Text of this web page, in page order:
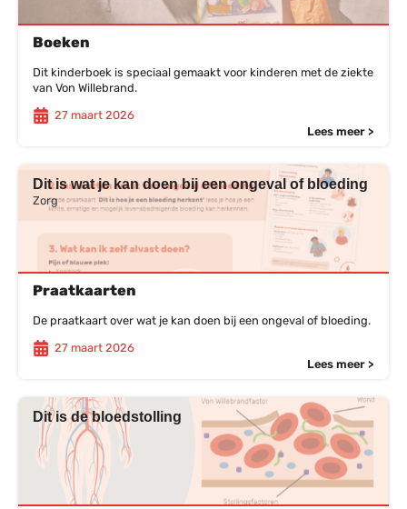
Boeken
Dit kinderboek is speciaal gemaakt voor kinderen met de ziekte
van Von Willebrand.
27 maart 2026
Lees meer >
Dit is wat je kan doen bij een ongeval of bloeding
Zorg
Praatkaarten
De praatkaart over wat je kan doen bij een ongeval of bloeding.
27 maart 2026
Lees meer >
Dit is de bloedstolling